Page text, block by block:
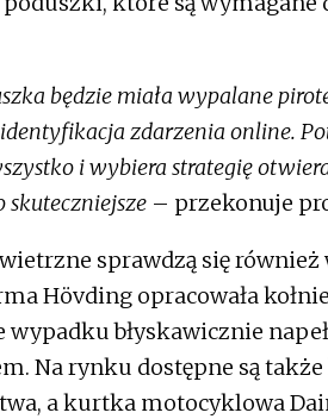
będzie miała wypalane
zdarzenia online.
i wybiera strategię
skuteczniejsze – przekonuje
sprawdzą się
Hövding opracowała
błyskawicznie
Na rynku dostępne są
a kurtka motocyklowa